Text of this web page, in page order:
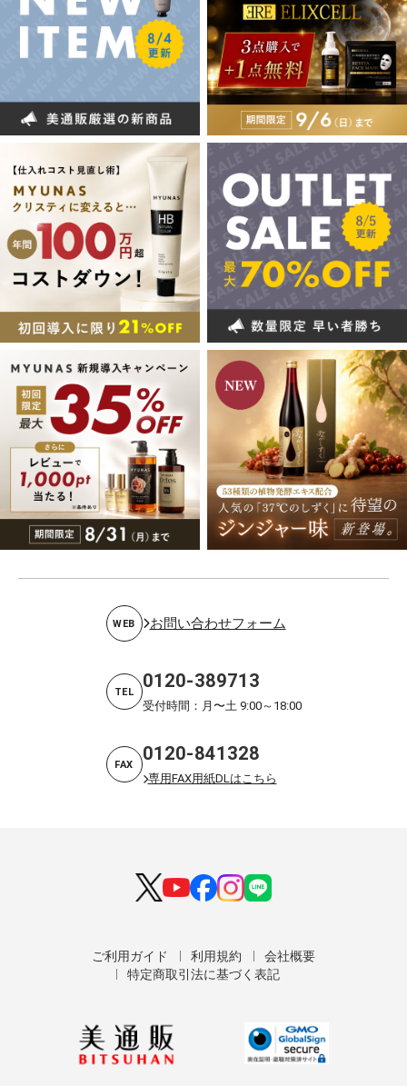
WEB お問い合わせフォーム
TEL 0120-389713
受付時間：月〜土 9:00～18:00
FAX 0120-841328
専用FAX用紙DLはこちら
ご利用ガイド 利用規約
会社概要
特定商取引法に基づく表記